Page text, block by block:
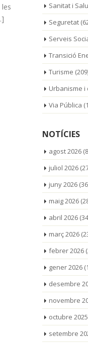
recorregut i
manteniment
L’Ajuntament
Sanitat i
Seguretat
Serveis
Transició
Turisme
Urbanisme i
Via Pública
NOTÍCIES
agost 2026
juliol 2026
juny 2026
maig 2026
abril 2026
març 2026
febrer 2026
gener 2026
desembre
novembre
octubre 2025
setembre